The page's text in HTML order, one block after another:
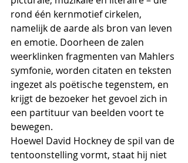
rond één kernmotief cirkelen,
namelijk de aarde als bron van leven
en emotie. Doorheen de zalen
weerklinken fragmenten van Mahlers
symfonie, worden citaten en teksten
ingezet als poëtische tegenstem, en
krijgt de bezoeker het gevoel zich in
een partituur van beelden voort te
bewegen.
Hoewel David Hockney de spil van de
tentoonstelling vormt, staat hij niet